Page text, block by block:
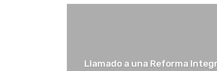
Llamado a una Reforma